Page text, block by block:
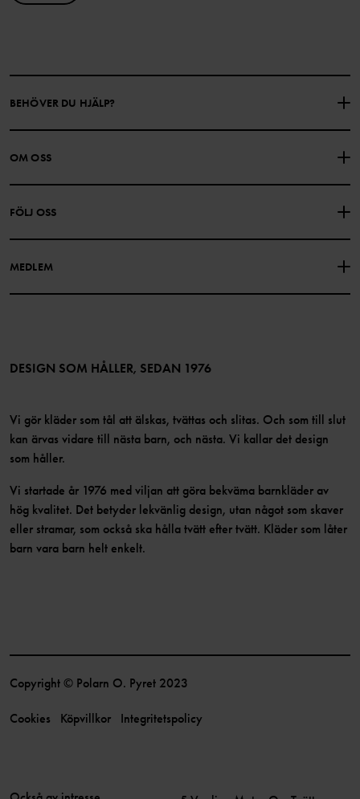
BEHÖVER DU HJÄLP?
KONTAKTA OSS
PRESENTKORTSALDO KÖPVILLKOR
INTEGRITETSPOLICY
OM OSS
FÖLJ OSS
MEDLEM
Bli medlem
DESIGN SOM HÅLLER, SEDAN 1976
Vi gör kläder som tål att älskas, tvättas och slitas. Och som till slut
kan ärvas vidare till nästa barn, och nästa. Vi kallar det design
som håller.
Vi startade år 1976 med viljan att göra bekväma barnkläder av
hög kvalitet. Det betyder lekvänlig design, utan något som skaver
eller stramar, som också ska hålla tvätt efter tvätt. Kläder som låter
barn vara barn helt enkelt.
Copyright © Polarn O. Pyret 2023
Cookies Köpvillkor Integritetspolicy